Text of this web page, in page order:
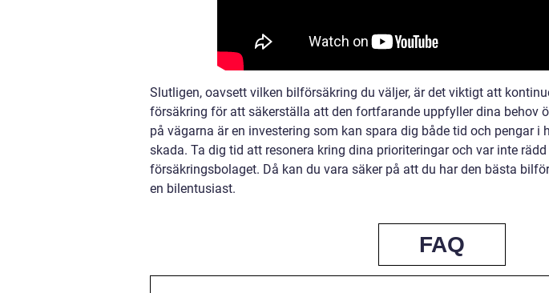
Slutligen, oavsett vilken bilförsäkring du väljer, är det viktigt att
försäkring för att säkerställa att den fortfarande uppfyller dina behov
på vägarna är en investering som kan spara dig både tid och pengar i
skada. Ta dig tid att resonera kring dina prioriteringar och var inte
försäkringsbolaget. Då kan du vara säker på att du har den bästa
en bilentusiast.
FAQ